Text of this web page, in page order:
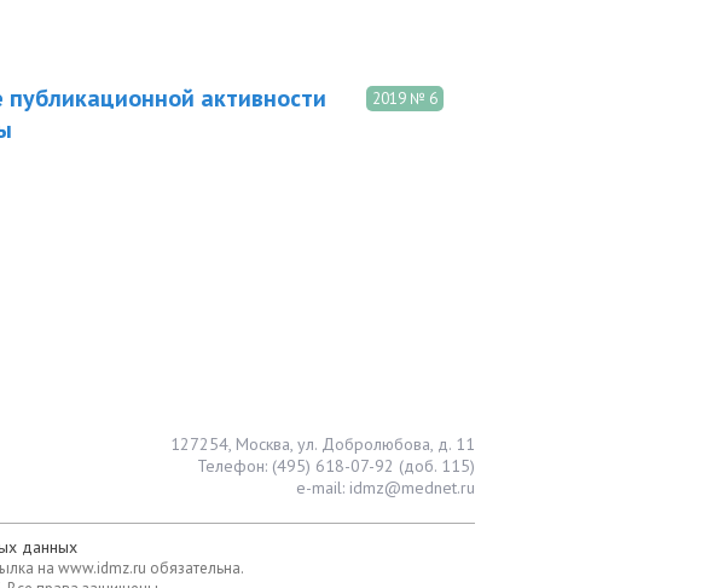
2019 № 6
активности
127254, Москва, ул. Добролюбова, д. 11
Телефон: (495) 618-07-92 (доб. 115)
e-mail: idmz@mednet.ru
данных
на www.idmz.ru обязательна.